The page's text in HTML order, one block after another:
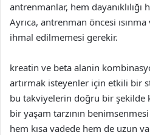
antrenmanlar, hem dayanıklılığı
Ayrıca, antrenman öncesi
ihmal edilmemesi gerekir.
kreatin ve beta alanin
artırmak isteyenler için etkili bir
bu takviyelerin doğru bir şekilde
bir yaşam tarzının
hem kısa vadede hem de uzun